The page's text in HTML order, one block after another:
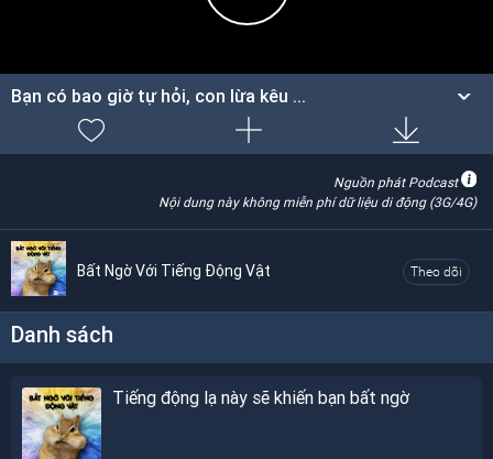
Bạn có bao giờ tự hỏi, con lừa kêu ...
Nguồn phát Podcast
Nội dung này không miễn phí dữ liệu di động (3G/4G)
Bất Ngờ Với Tiếng Động Vật Theo dõi
Danh sách
Tiếng động lạ này sẽ khiến bạn bất ngờ